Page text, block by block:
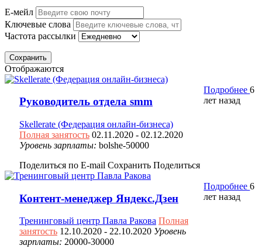
Е-мейл
Ключевые слова
Частота рассылки
Сохранить
Отображаются
Руководитель отдела smm
Skellerate (Федерация онлайн-бизнеса)
Полная занятость 02.11.2020 - 02.12.2020
Уровень зарплаты: bolshe-50000
Поделиться по E-mail Сохранить Поделиться
Подробнее6
лет назад
Контент-менеджер Яндекс.Дзен
Тренинговый центр Павла Ракова Полная
занятость 12.10.2020 - 22.10.2020 Уровень
зарплаты: 20000-30000
Подробнее6
лет назад